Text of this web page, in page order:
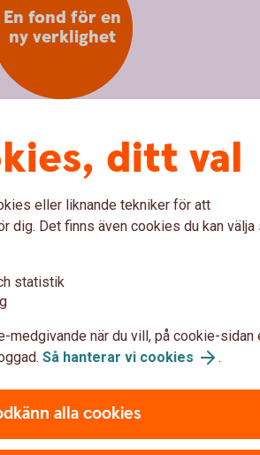
Defence
nya
till industribolag som
eller
En fond för en
ny verklighet
ditt val
eller liknande tekniker för att
dig. Det finns även cookies du kan välja
statistik
medgivande när du vill, på cookie-sidan
Så hanterar vi cookies .
alla cookies